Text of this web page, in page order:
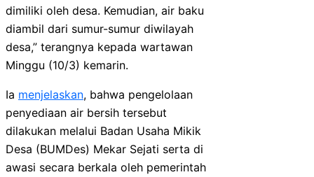
dimiliki oleh desa. Kemudian, air baku
diambil dari sumur-sumur diwilayah
desa,” terangnya kepada wartawan
Minggu (10/3) kemarin.
Ia menjelaskan, bahwa pengelolaan
penyediaan air bersih tersebut
dilakukan melalui Badan Usaha Mikik
Desa (BUMDes) Mekar Sejati serta di
awasi secara berkala oleh pemerintah